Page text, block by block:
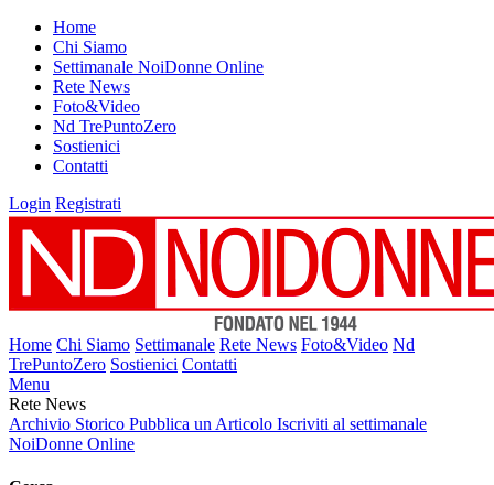
Home
Chi Siamo
Settimanale NoiDonne Online
Rete News
Foto&Video
Nd TrePuntoZero
Sostienici
Contatti
Login Registrati
Home Chi Siamo Settimanale Rete News Foto&Video Nd
TrePuntoZero Sostienici Contatti
Menu
Rete News
Archivio Storico Pubblica un Articolo Iscriviti al settimanale
NoiDonne Online